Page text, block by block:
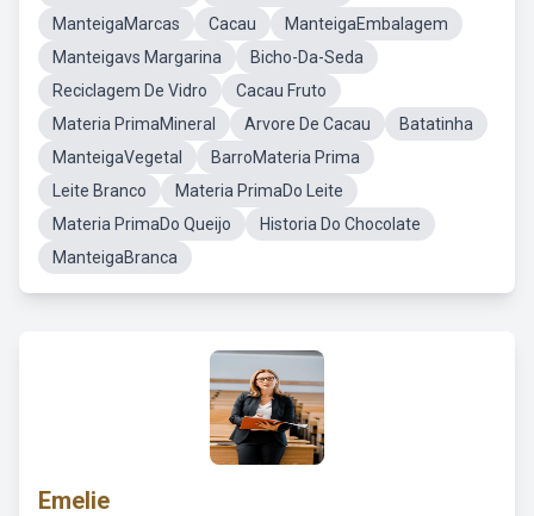
ManteigaMarcas Cacau
ManteigaEmbalagem
Manteigavs Margarina
Bicho-Da-Seda
Reciclagem De Vidro
Cacau Fruto
Materia PrimaMineral
Arvore De Cacau
Batatinha
ManteigaVegetal
BarroMateria Prima
Leite Branco
Materia PrimaDo Leite
Materia PrimaDo Queijo
Historia Do Chocolate
ManteigaBranca
Emelie